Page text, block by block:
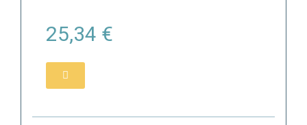
25,34 €